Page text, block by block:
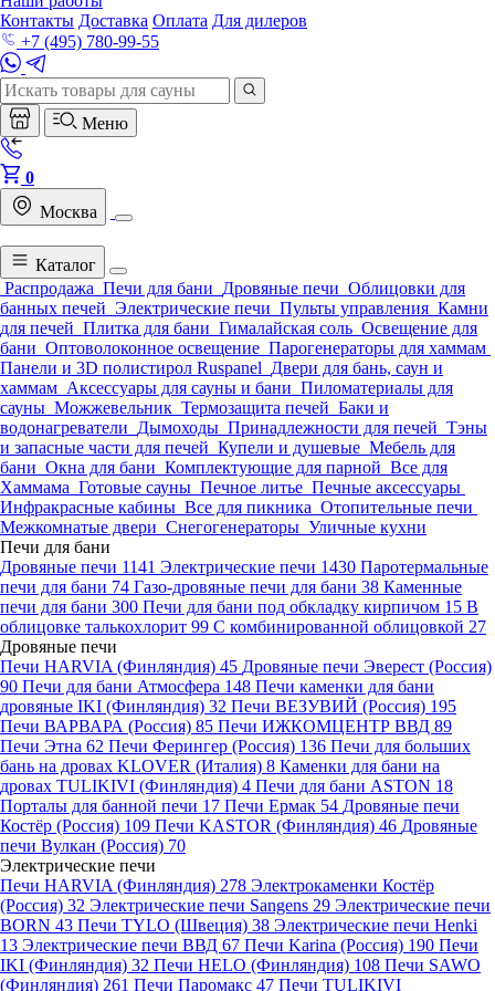
Контакты Доставка Оплата Для дилеров
+7 (495) 780-99-55
Меню
0
Москва
Каталог
Распродажа Печи для бани Дровяные печи Облицовки для
банных печей Электрические печи Пульты управления Камни
для печей Плитка для бани Гималайская соль Освещение для
бани Оптоволоконное освещение Парогенераторы для хаммам
Панели и 3D полистирол Ruspanel Двери для бань, саун и
хаммам Аксессуары для сауны и бани Пиломатериалы для
сауны Можжевельник Термозащита печей Баки и
водонагреватели Дымоходы Принадлежности для печей Тэны
и запасные части для печей Купели и душевые Мебель для
бани Окна для бани Комплектующие для парной Все для
Хаммама Готовые сауны Печное литье Печные аксессуары
Инфракрасные кабины Все для пикника Отопительные печи
Межкомнатые двери Снегогенераторы Уличные кухни
Печи для бани
Дровяные печи 1141 Электрические печи 1430 Паротермальные
печи для бани 74 Газо-дровяные печи для бани 38 Каменные
печи для бани 300 Печи для бани под обкладку кирпичом 15 В
облицовке талькохлорит 99 С комбинированной облицовкой 27
Дровяные печи
Печи HARVIA (Финляндия) 45 Дровяные печи Эверест (Россия)
90 Печи для бани Атмосфера 148 Печи каменки для бани
дровяные IKI (Финляндия) 32 Печи ВЕЗУВИЙ (Россия) 195
Печи ВАРВАРА (Россия) 85 Печи ИЖКОМЦЕНТР ВВД 89
Печи Этна 62 Печи Ферингер (Россия) 136 Печи для больших
бань на дровах KLOVER (Италия) 8 Каменки для бани на
дровах TULIKIVI (Финляндия) 4 Печи для бани ASTON 18
Порталы для банной печи 17 Печи Ермак 54 Дровяные печи
Костёр (Россия) 109 Печи KASTOR (Финляндия) 46 Дровяные
печи Вулкан (Россия) 70
Электрические печи
Печи HARVIA (Финляндия) 278 Электрокаменки Костёр
(Россия) 32 Электрические печи Sangens 29 Электрические печи
BORN 43 Печи TYLO (Швеция) 38 Электрические печи Henki
13 Электрические печи ВВД 67 Печи Karina (Россия) 190 Печи
IKI (Финляндия) 32 Печи HELO (Финляндия) 108 Печи SAWO
(Финляндия) 261 Печи Паромакс 47 Печи TULIKIVI